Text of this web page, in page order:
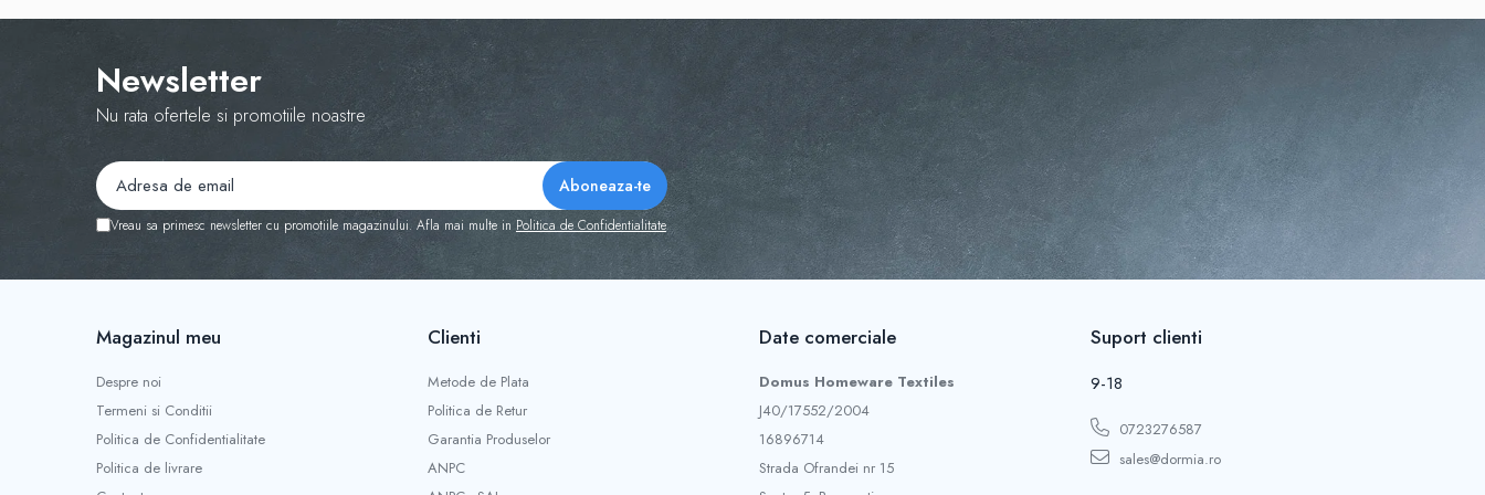
Livrare gratuită la comenzi peste 350 Lei. Plată cu cardul sau ramburs la curier. Livrare în 1-3 zile lucrătoare.
Newsletter
Nu rata ofertele si promotiile noastre
Vreau sa primesc newsletter cu promotiile magazinului. Afla mai multe in Politica de Confidentialitate
Magazinul meu
Despre noi
Termeni si Conditii
Politica de Confidentialitate
Politica de livrare
Clienti
Metode de Plata
Politica de Retur
Garantia Produselor
ANPC
Date comerciale
Domus Homeware Textiles
J40/17552/2004
16896714
Strada Ofrandei nr 15
Suport clienti
9-18
0723276587
sales@dormia.ro